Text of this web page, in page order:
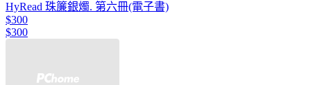
HyRead 珠簾銀燭. 第六冊(電子書)
$300
$300